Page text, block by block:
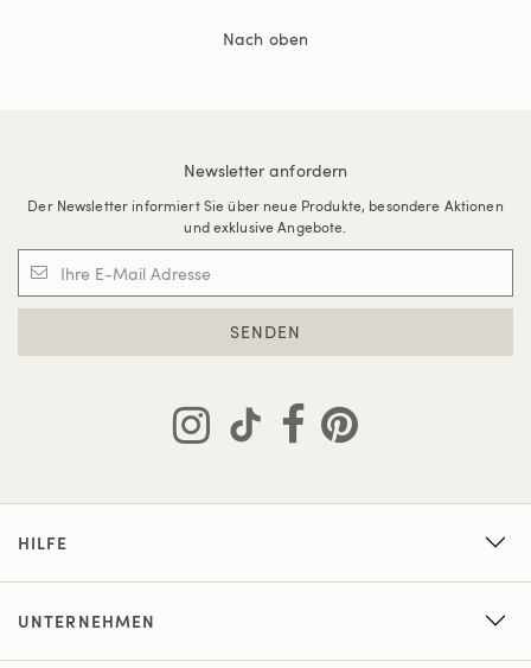
Nach oben
Newsletter anfordern
Der Newsletter informiert Sie über neue Produkte, besondere Aktionen
und exklusive Angebote.
SENDEN
HILFE
UNTERNEHMEN